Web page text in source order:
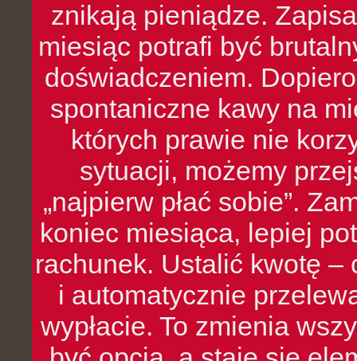
znikają pieniądze.
miesiąc potrafi być
doświadczeniem.
spontaniczne kawy na
których prawie nie
sytuacji, możemy
„najpierw płać sobie”.
koniec miesiąca, lepiej
rachunek. Ustalić kwotę
i automatycznie
wypłacie. To zmienia